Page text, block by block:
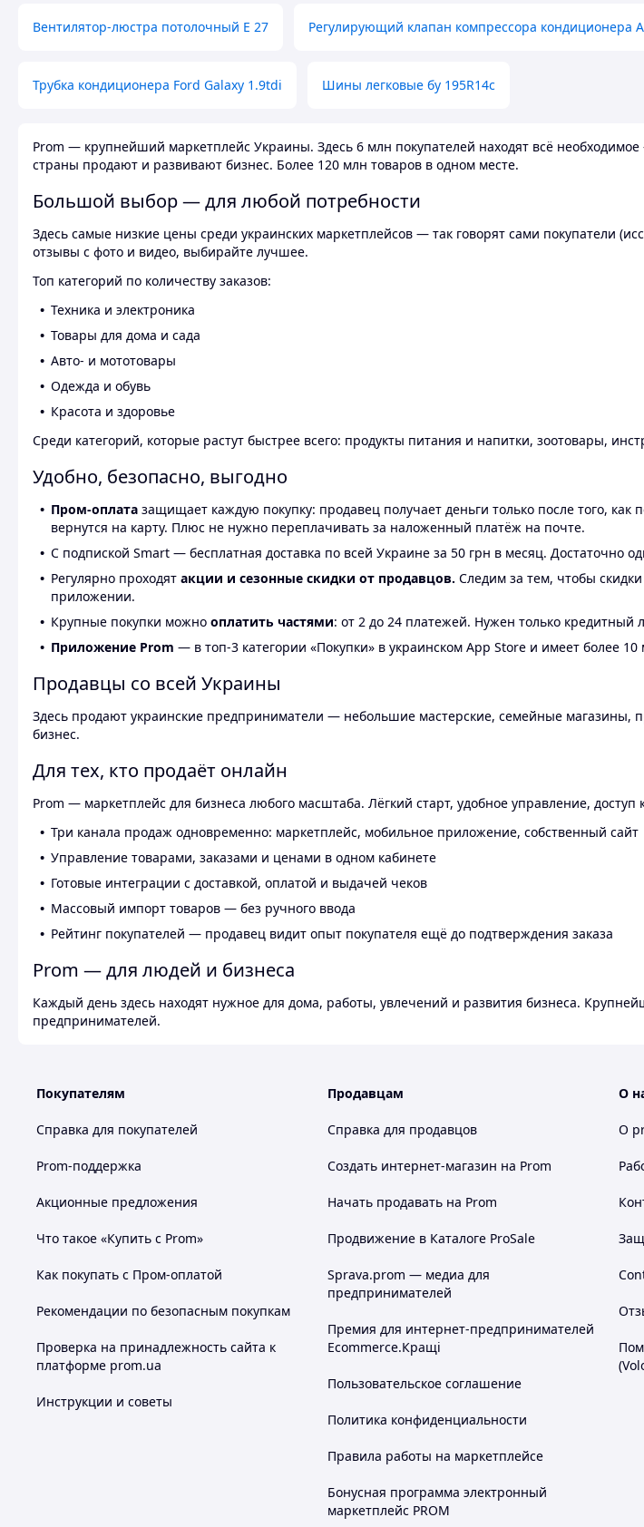
Вентилятор-люстра потолочный E 27 Регулирующий клапан компрессора кондиционера
Трубка кондиционера Ford Galaxy 1.9tdi Шины легковые бу 195R14c
Prom — крупнейший маркетплейс Украины. Здесь 6 млн покупателей находят всё
страны продают и развивают бизнес. Более 120 млн товаров в одном месте.
Большой выбор — для любой потребности
Здесь самые низкие цены среди украинских маркетплейсов — так говорят сами покупатели
отзывы с фото и видео, выбирайте лучшее.
Топ категорий по количеству заказов:
Техника и электроника
Товары для дома и сада
Авто- и мототовары
Одежда и обувь
Красота и здоровье
Среди категорий, которые растут быстрее всего: продукты питания и напитки, зоотовары,
Удобно, безопасно, выгодно
Пром-оплата защищает каждую покупку: продавец получает деньги только после того,
вернутся на карту. Плюс не нужно переплачивать за наложенный платёж на почте.
С подпиской Smart — бесплатная доставка по всей Украине за 50 грн в месяц. Достаточно
Регулярно проходят акции и сезонные скидки от продавцов. Следим за тем, чтобы
приложении.
Крупные покупки можно оплатить частями: от 2 до 24 платежей. Нужен только кредитный
Приложение Prom — в топ-3 категории «Покупки» в украинском App Store и имеет более 10
Продавцы со всей Украины
Здесь продают украинские предприниматели — небольшие мастерские, семейные магазины,
бизнес.
Для тех, кто продаёт онлайн
Prom — маркетплейс для бизнеса любого масштаба. Лёгкий старт, удобное управление, доступ
Три канала продаж одновременно: маркетплейс, мобильное приложение, собственный сайт
Управление товарами, заказами и ценами в одном кабинете
Готовые интеграции с доставкой, оплатой и выдачей чеков
Массовый импорт товаров — без ручного ввода
Рейтинг покупателей — продавец видит опыт покупателя ещё до подтверждения заказа
Prom — для людей и бизнеса
Каждый день здесь находят нужное для дома, работы, увлечений и развития бизнеса.
предпринимателей.
Покупателям
Справка для покупателей
Prom-поддержка
Акционные предложения
Что такое «Купить с Prom»
Как покупать с Пром-оплатой
Рекомендации по безопасным покупкам
Проверка на принадлежность сайта к
платформе prom.ua
Инструкции и советы
Продавцам
Справка для продавцов
Создать интернет-магазин на Prom
Начать продавать на Prom
Продвижение в Каталоге ProSale
Sprava.prom — медиа для
предпринимателей
Премия для интернет-предпринимателей
Ecommerce.Кращі
Пользовательское соглашение
Политика конфиденциальности
Правила работы на маркетплейсе
Бонусная программа электронный
маркетплейс PROM
О
О